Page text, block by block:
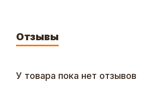
Отзывы
У товара пока нет отзывов